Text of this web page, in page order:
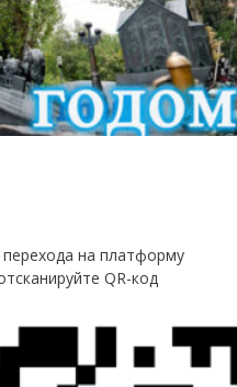
на платформу
QR-код